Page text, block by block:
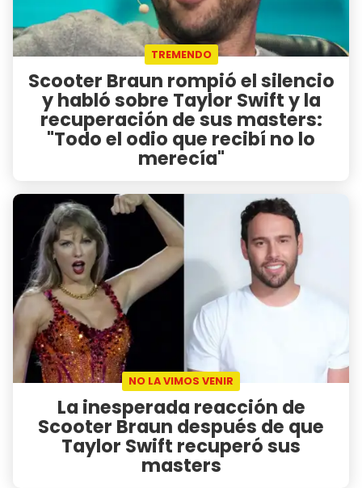
TREMENDO
Scooter Braun rompió el silencio
y habló sobre Taylor Swift y la
recuperación de sus masters:
"Todo el odio que recibí no lo
merecía"
NO LA VIMOS VENIR
La inesperada reacción de
Scooter Braun después de que
Taylor Swift recuperó sus
masters